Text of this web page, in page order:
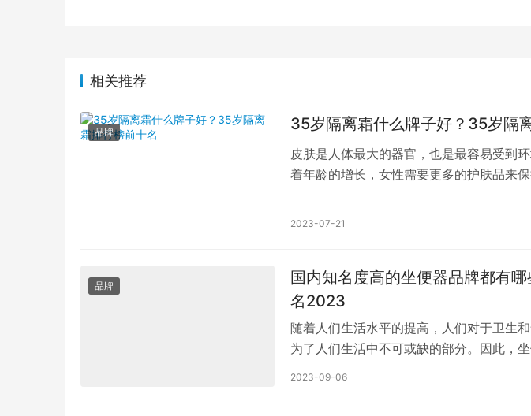
相关推荐
品牌 35岁隔离霜什么牌子好？35岁隔
皮肤是人体最大的器官，也是最容易受到
着年龄的增长，女性需要更多的护肤品来
2023-07-21
品牌
国内知名度高的坐便器品牌都有
名2023
随着人们生活水平的提高，人们对于卫生
为了人们生活中不可或缺的部分。因此，
2023-09-06